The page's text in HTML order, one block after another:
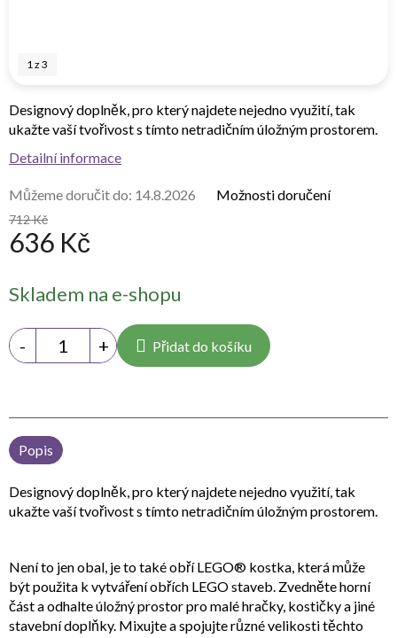
1z 3
712 Kč
636 Kč
cena:
Skladem na e-shopu
Můžeme doručit do: 14.8.2026 Možnosti doručení
Přidat do košíku
Designový doplněk, pro který najdete nejedno využití, tak
ukažte vaší tvořivost s tímto netradičním úložným prostorem.
Detailní informace
Popis
Designový doplněk, pro který najdete nejedno využití, tak
ukažte vaší tvořivost s tímto netradičním úložným prostorem.
Není to jen obal, je to také obří LEGO® kostka, která může
být použita k vytváření obřích LEGO staveb. Zvedněte horní
část a odhalte úložný prostor pro malé hračky, kostičky a jiné
stavební doplňky. Mixujte a spojujte různé velikosti těchto